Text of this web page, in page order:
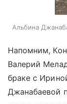
Альбина
Напомним,
Валерий
браке с
Джанабаевой